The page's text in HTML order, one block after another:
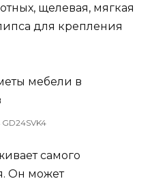
щелевая, мягкая
для крепления
самого
Он может